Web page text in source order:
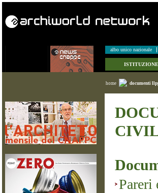
albo unico nazionale
ISTITUZIONE
home documenti
Pareri